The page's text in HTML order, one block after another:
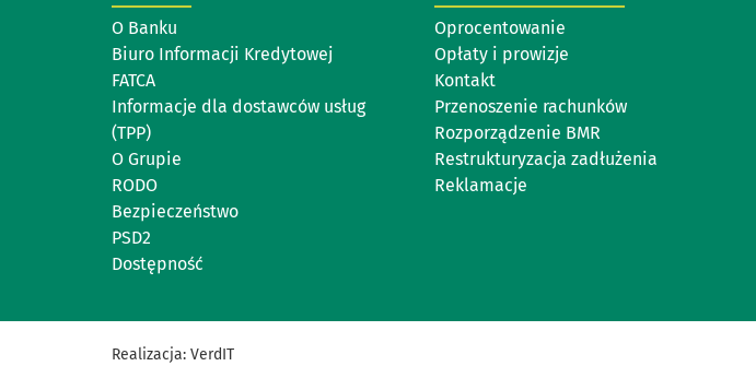
O Banku
Biuro Informacji Kredytowej
FATCA
Informacje dla dostawców usług
(TPP)
O Grupie
RODO
Bezpieczeństwo
PSD2
Dostępność
Oprocentowanie
Opłaty i prowizje
Kontakt
Przenoszenie rachunków
Rozporządzenie BMR
Restrukturyzacja zadłużenia
Reklamacje
Realizacja: VerdIT